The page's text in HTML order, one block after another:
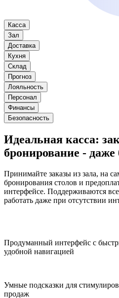
Касса
Зал
Доставка
Кухня
Склад
Прогноз
Лояльность
Персонал
Финансы
Безопасность
Идеальная касса:
бронирование - даже
Принимайте заказы из зала, на
бронирования столов и
интерфейсе. Поддерживаются
работать даже при отсутствии
Продуманный интерфейс с
удобной навигацией
Умные подсказки для
продаж